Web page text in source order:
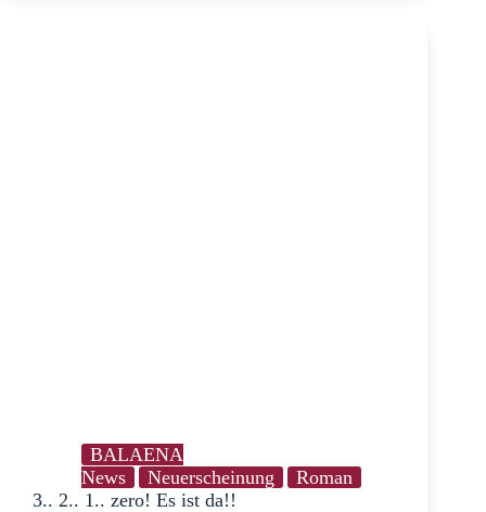
BALAENA
News
Neuerscheinung
Roman
3.. 2.. 1.. zero! Es ist da!!